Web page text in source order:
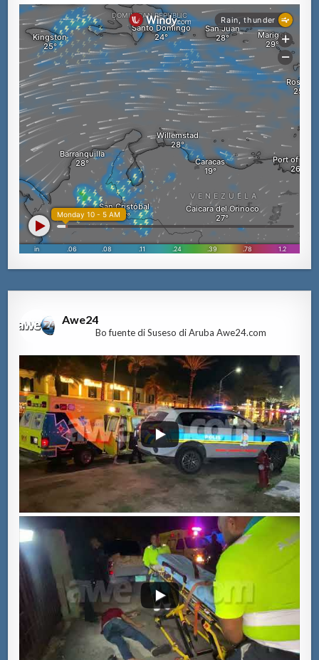
Awe24
Bo fuente di Suseso di Aruba Awe24.com